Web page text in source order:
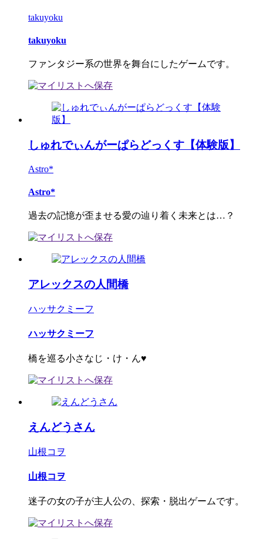
takuyoku
takuyoku
ファンタジー系の世界を舞台にしたゲームです。
しゅれでぃんがーぱらどっくす【体験版】
Astro*
Astro*
過去の記憶が歪ませる愛の辿り着く未来とは…？
アレックスの人間橋
ハッサクミーフ
ハッサクミーフ
橋を巡る小さなじ・け・ん♥
えんどうさん
山根コヲ
山根コヲ
迷子の女の子が主人公の、探索・脱出ゲームです。